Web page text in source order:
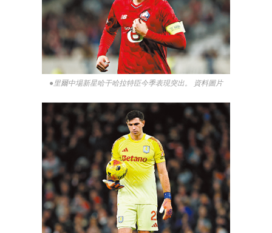
●里爾中場新星哈干哈拉特臣今季表現突出。 資料圖片